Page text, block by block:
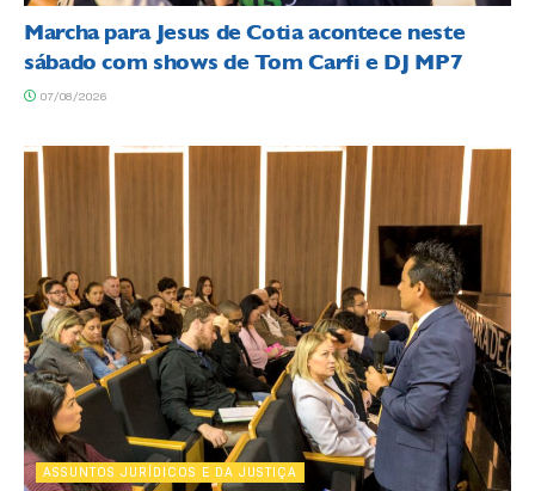
Marcha para Jesus de Cotia acontece neste
sábado com shows de Tom Carfi e DJ MP7
07/08/2026
ASSUNTOS JURÍDICOS E DA JUSTIÇA